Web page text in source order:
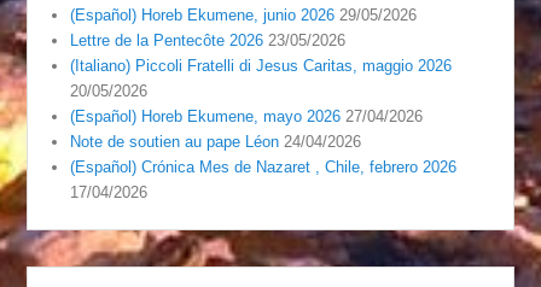
(Español) Horeb Ekumene, junio 2026 29/05/2026
Lettre de la Pentecôte 2026 23/05/2026
(Italiano) Piccoli Fratelli di Jesus Caritas, maggio 2026
20/05/2026
(Español) Horeb Ekumene, mayo 2026 27/04/2026
Note de soutien au pape Léon 24/04/2026
(Español) Crónica Mes de Nazaret , Chile, febrero 2026
17/04/2026